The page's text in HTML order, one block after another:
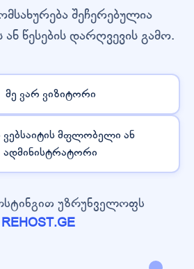
შეჩერებულია
წესების დარღვევის გამო.
მე ვარ ვიზიტორი
ვებსაიტის მფლობელი ან
ადმინისტრატორი
უზრუნველოფს
REHOST.GE